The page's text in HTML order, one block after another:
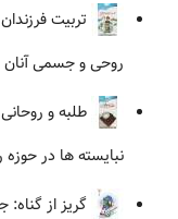
تربیت
روحی و جسمی آنان
طلبه و
نبایسته ها در
گریز از